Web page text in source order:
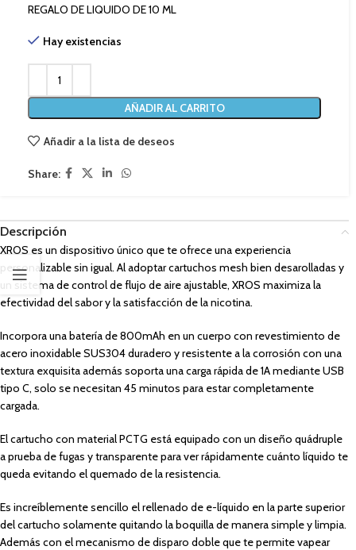
REGALO DE LIQUIDO DE 10 ML
Hay existencias
AÑADIR AL CARRITO
Añadir a la lista de deseos
Share:
Descripción
XROS es un dispositivo único que te ofrece una experiencia
personalizable sin igual. Al adoptar cartuchos mesh bien desarolladas y
un sistema de control de flujo de aire ajustable, XROS maximiza la
efectividad del sabor y la satisfacción de la nicotina.
Incorpora una batería de 800mAh en un cuerpo con revestimiento de
acero inoxidable SUS304 duradero y resistente a la corrosión con una
textura exquisita además soporta una carga rápida de 1A mediante USB
tipo C, solo se necesitan 45 minutos para estar completamente
cargada.
El cartucho con material PCTG está equipado con un diseño quádruple
a prueba de fugas y transparente para ver rápidamente cuánto líquido te
queda evitando el quemado de la resistencia.
Es increíblemente sencillo el rellenado de e-líquido en la parte superior
del cartucho solamente quitando la boquilla de manera simple y limpia.
Además con el mecanismo de disparo doble que te permite vapear